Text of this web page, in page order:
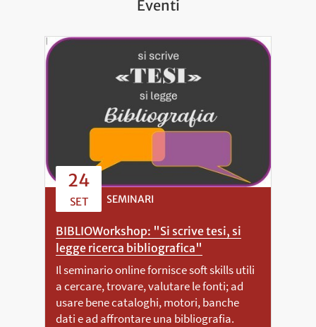
Eventi
24
SET SEMINARI
BIBLIOWorkshop: "Si scrive tesi, si
legge ricerca bibliografica"
Il seminario online fornisce soft skills utili
a cercare, trovare, valutare le fonti; ad
usare bene cataloghi, motori, banche
dati e ad affrontare una bibliografia.